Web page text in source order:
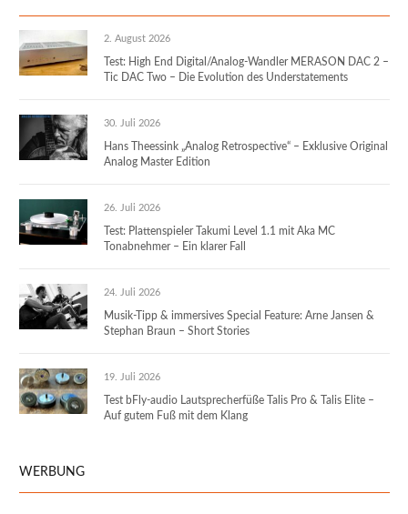
2. August 2026
Test: High End Digital/Analog-Wandler MERASON DAC 2 –
Tic DAC Two – Die Evolution des Understatements
30. Juli 2026
Hans Theessink „Analog Retrospective“ – Exklusive Original
Analog Master Edition
26. Juli 2026
Test: Plattenspieler Takumi Level 1.1 mit Aka MC
Tonabnehmer – Ein klarer Fall
24. Juli 2026
Musik-Tipp & immersives Special Feature: Arne Jansen &
Stephan Braun – Short Stories
19. Juli 2026
Test bFly-audio Lautsprecherfüße Talis Pro & Talis Elite –
Auf gutem Fuß mit dem Klang
WERBUNG